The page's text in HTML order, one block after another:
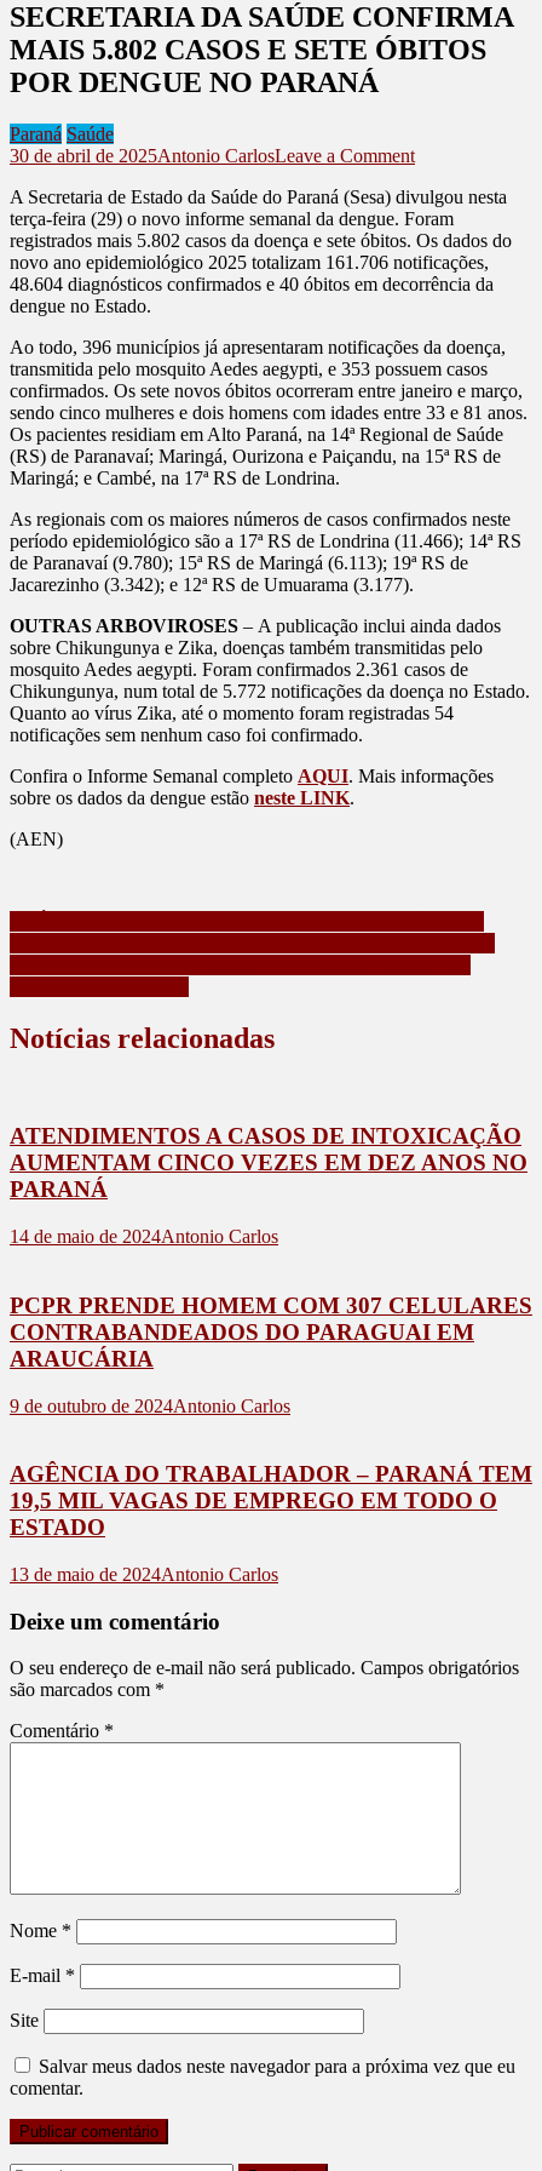
SECRETARIA DA SAÚDE CONFIRMA
MAIS 5.802 CASOS E SETE ÓBITOS
POR DENGUE NO PARANÁ
Paraná Saúde
30 de abril de 2025Antonio CarlosLeave a Commenton
DA
SAÚDE
CONFIRMA
MAIS
5.802
SETE
ÓBITOS
POR
DENGUE
NO
PARANÁ
A Secretaria de Estado da Saúde do Paraná (Sesa) divulgou nesta
terça-feira (29) o novo informe semanal da dengue. Foram
registrados mais 5.802 casos da doença e sete óbitos. Os dados do
novo ano epidemiológico 2025 totalizam 161.706 notificações,
48.604 diagnósticos confirmados e 40 óbitos em decorrência da
dengue no Estado.
Ao todo, 396 municípios já apresentaram notificações da doença,
transmitida pelo mosquito Aedes aegypti, e 353 possuem casos
confirmados. Os sete novos óbitos ocorreram entre janeiro e março,
sendo cinco mulheres e dois homens com idades entre 33 e 81 anos.
Os pacientes residiam em Alto Paraná, na 14ª Regional de Saúde
(RS) de Paranavaí; Maringá, Ourizona e Paiçandu, na 15ª RS de
Maringá; e Cambé, na 17ª RS de Londrina.
As regionais com os maiores números de casos confirmados neste
período epidemiológico são a 17ª RS de Londrina (11.466); 14ª RS
de Paranavaí (9.780); 15ª RS de Maringá (6.113); 19ª RS de
Jacarezinho (3.342); e 12ª RS de Umuarama (3.177).
OUTRAS ARBOVIROSES – A publicação inclui ainda dados
sobre Chikungunya e Zika, doenças também transmitidas pelo
mosquito Aedes aegypti. Foram confirmados 2.361 casos de
Chikungunya, num total de 5.772 notificações da doença no Estado.
Quanto ao vírus Zika, até o momento foram registradas 54
notificações sem nenhum caso foi confirmado.
Confira o Informe Semanal completo AQUI. Mais informações
sobre os dados da dengue estão neste LINK.
(AEN)
Navegação
de
Post
Notícias relacionadas
ATENDIMENTOS A CASOS DE INTOXICAÇÃO
AUMENTAM CINCO VEZES EM DEZ ANOS NO
PARANÁ
14 de maio de 2024Antonio Carlos
PCPR PRENDE HOMEM COM 307 CELULARES
CONTRABANDEADOS DO PARAGUAI EM
ARAUCÁRIA
9 de outubro de 2024Antonio Carlos
AGÊNCIA DO TRABALHADOR – PARANÁ TEM
19,5 MIL VAGAS DE EMPREGO EM TODO O
ESTADO
13 de maio de 2024Antonio Carlos
Deixe um comentário
O seu endereço de e-mail não será publicado. Campos obrigatórios
são marcados com *
Comentário *
Nome *
E-mail *
Site
Salvar meus dados neste navegador para a próxima vez que eu
comentar.